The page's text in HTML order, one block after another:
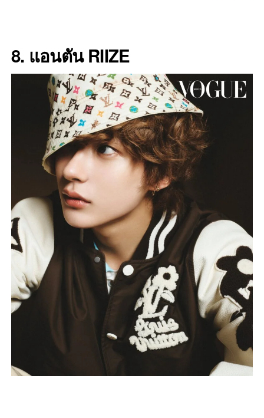
8. แอนตัน RIIZE